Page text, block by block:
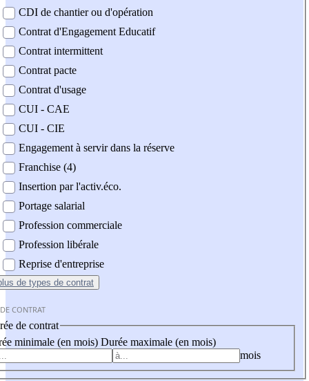
CDI de chantier ou d'opération
Contrat d'Engagement Educatif
Contrat intermittent
Contrat pacte
Contrat d'usage
CUI - CAE
CUI - CIE
Engagement à servir dans la réserve
Franchise (4)
Insertion par l'activ.éco.
Portage salarial
Profession commerciale
Profession libérale
Reprise d'entreprise
de types de contrat
CONTRAT
de contrat
minimale (en mois) Durée maximale (en mois)
mois